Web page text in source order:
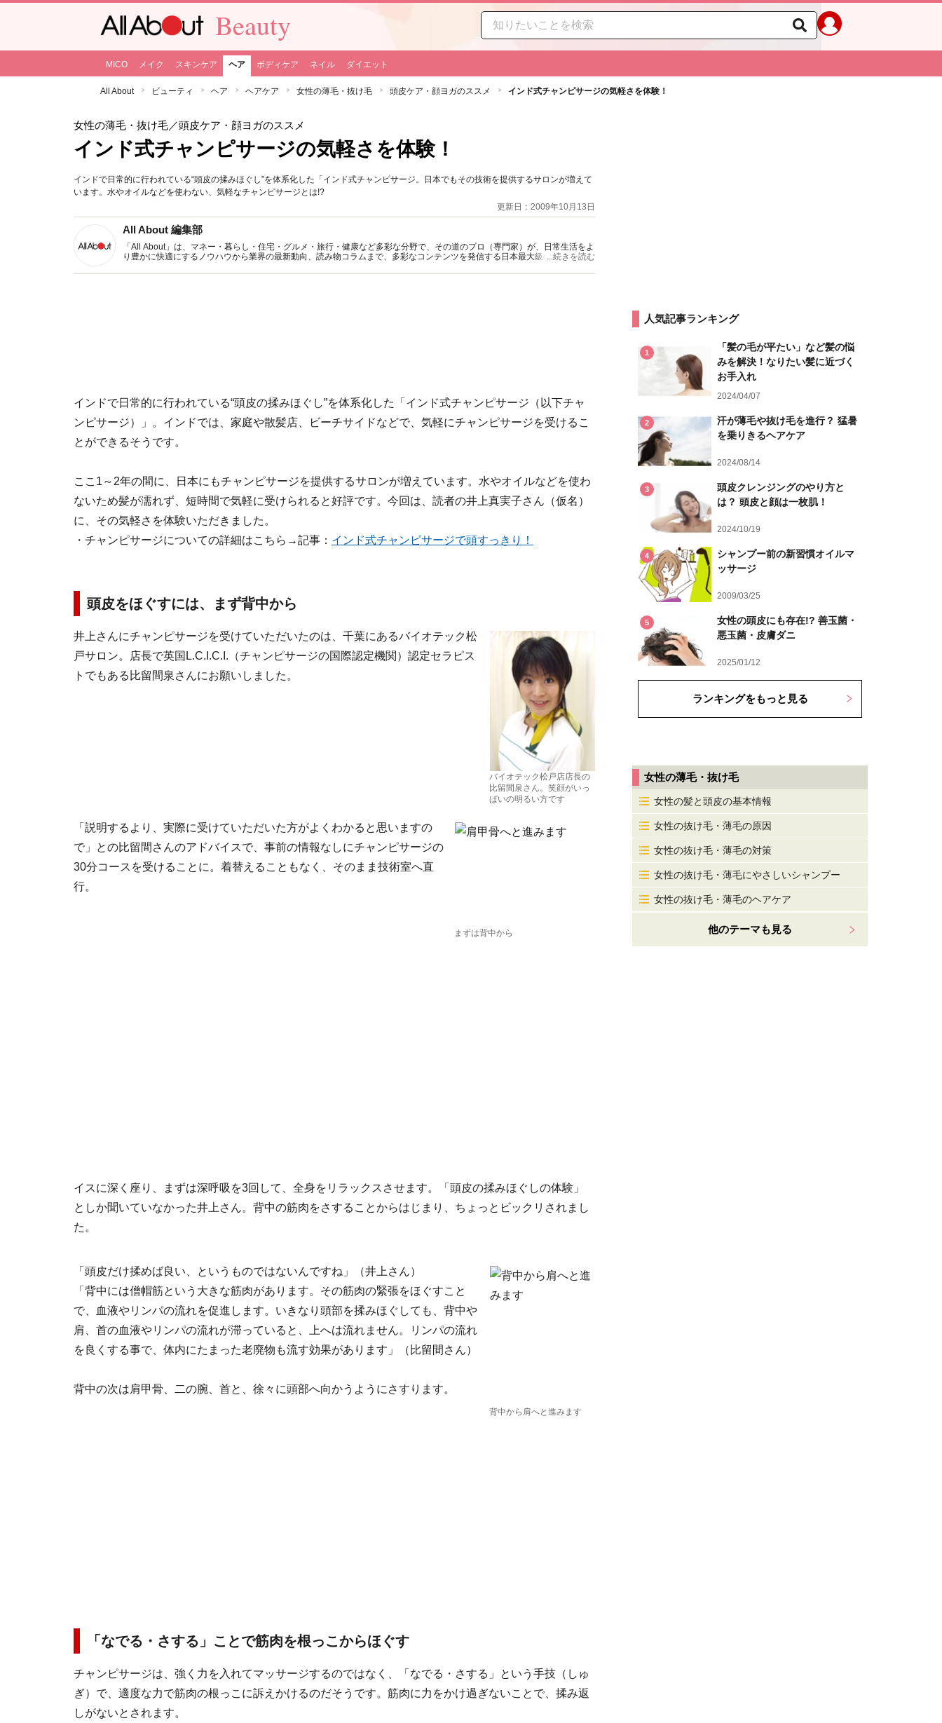
Beauty
MICO メイク スキンケア ヘア ボディケア ネイル ダイエット
All About ビューティ ヘア ヘアケア 女性の薄毛・抜け毛 頭皮ケア・顔ヨガのススメ インド式チャンピサージの気軽さを体験！
女性の薄毛・抜け毛／頭皮ケア・顔ヨガのススメ
インド式チャンピサージの気軽さを体験！
インドで日常的に行われている“頭皮の揉みほぐし”を体系化した「インド式チャンピサージ。日本でもその技術を提供するサロンが増えて
います。水やオイルなどを使わない、気軽なチャンピサージとは!?
更新日：2009年10月13日
All About 編集部
「All About」は、マネー・暮らし・住宅・グルメ・旅行・健康など多彩な分野で、その道のプロ（専門家）が、日常生活をよ
り豊かに快適にするノウハウから業界の最新動向、読み物コラムまで、多彩なコンテンツを発信する日本最大級の総合情報サ
...続きを読む
インドで日常的に行われている“頭皮の揉みほぐし”を体系化した「インド式チャンピサージ（以下チャ
ンピサージ）」。インドでは、家庭や散髪店、ビーチサイドなどで、気軽にチャンピサージを受けるこ
とができるそうです。
ここ1～2年の間に、日本にもチャンピサージを提供するサロンが増えています。水やオイルなどを使わ
ないため髪が濡れず、短時間で気軽に受けられると好評です。今回は、読者の井上真実子さん（仮名）
に、その気軽さを体験いただきました。
・チャンピサージについての詳細はこちら→記事： インド式チャンピサージで頭すっきり！
頭皮をほぐすには、まず背中から
バイオテック松戸店店長の
比留間泉さん。笑顔がいっ
ぱいの明るい方です
井上さんにチャンピサージを受けていただいたのは、千葉にあるバイオテック松
戸サロン。店長で英国L.C.I.C.I.（チャンピサージの国際認定機関）認定セラピス
トでもある比留間泉さんにお願いしました。
まずは背中から
「説明するより、実際に受けていただいた方がよくわかると思いますの
で」との比留間さんのアドバイスで、事前の情報なしにチャンピサージの
30分コースを受けることに。着替えることもなく、そのまま技術室へ直
行。
イスに深く座り、まずは深呼吸を3回して、全身をリラックスさせます。「頭皮の揉みほぐしの体験」
としか聞いていなかった井上さん。背中の筋肉をさすることからはじまり、ちょっとビックリされまし
た。
背中から肩へと進みます
「頭皮だけ揉めば良い、というものではないんですね」（井上さん）
「背中には僧帽筋という大きな筋肉があります。その筋肉の緊張をほぐすこと
で、血液やリンパの流れを促進します。いきなり頭部を揉みほぐしても、背中や
肩、首の血液やリンパの流れが滞っていると、上へは流れません。リンパの流れ
を良くする事で、体内にたまった老廃物も流す効果があります」（比留間さん）
背中の次は肩甲骨、二の腕、首と、徐々に頭部へ向かうようにさすります。
「なでる・さする」ことで筋肉を根っこからほぐす
チャンピサージは、強く力を入れてマッサージするのではなく、「なでる・さする」という手技（しゅ
ぎ）で、適度な力で筋肉の根っこに訴えかけるのだそうです。筋肉に力をかけ過ぎないことで、揉み返
しがないとされます。
人気記事ランキング
1
「髪の毛が平たい」など髪の悩
みを解決！なりたい髪に近づく
お手入れ
2024/04/07
2
汗が薄毛や抜け毛を進行？ 猛暑
を乗りきるヘアケア
2024/08/14
3
頭皮クレンジングのやり方と
は？ 頭皮と顔は一枚肌！
2024/10/19
4
シャンプー前の新習慣オイルマ
ッサージ
2009/03/25
5
女性の頭皮にも存在!? 善玉菌・
悪玉菌・皮膚ダニ
2025/01/12
ランキングをもっと見る
女性の薄毛・抜け毛
女性の髪と頭皮の基本情報
女性の抜け毛・薄毛の原因
女性の抜け毛・薄毛の対策
女性の抜け毛・薄毛にやさしいシャンプー
女性の抜け毛・薄毛のヘアケア
他のテーマも見る